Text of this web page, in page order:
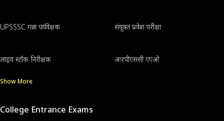
UPSSSC गन्ना पर्यवेक्षक संयुक्त प्रवेश परीक्षा
लाइव स्टॉक निरीक्षक आरपीएससी एएओ
Show More
College Entrance Exams